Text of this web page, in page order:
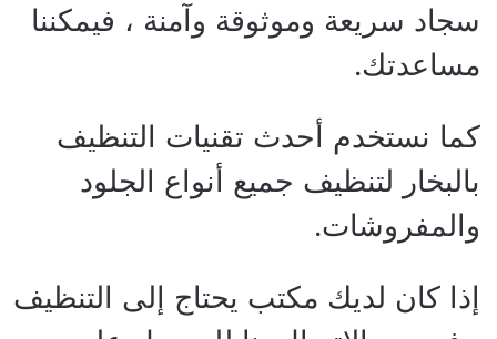
سجاد سريعة وموثوقة وآمنة ، فيمكننا
مساعدتك.
كما نستخدم أحدث تقنيات التنظيف
بالبخار لتنظيف جميع أنواع الجلود
والمفروشات.
إذا كان لديك مكتب يحتاج إلى التنظيف